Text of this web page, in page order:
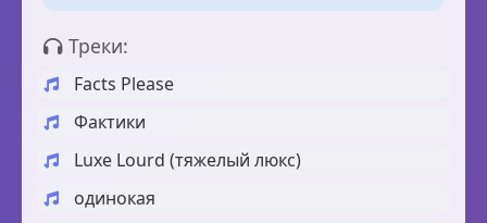
Треки:
Facts Please
Фактики
Luxe Lourd (тяжелый люкс)
одинокая